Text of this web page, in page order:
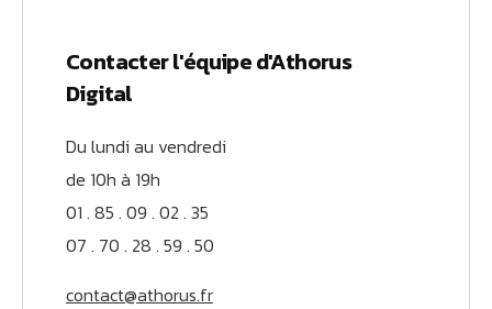
Contacter l'équipe d'Athorus
Digital
Du lundi au vendredi
de 10h à 19h
01 . 85 . 09 . 02 . 35
07 . 70 . 28 . 59 . 50
contact@athorus.fr